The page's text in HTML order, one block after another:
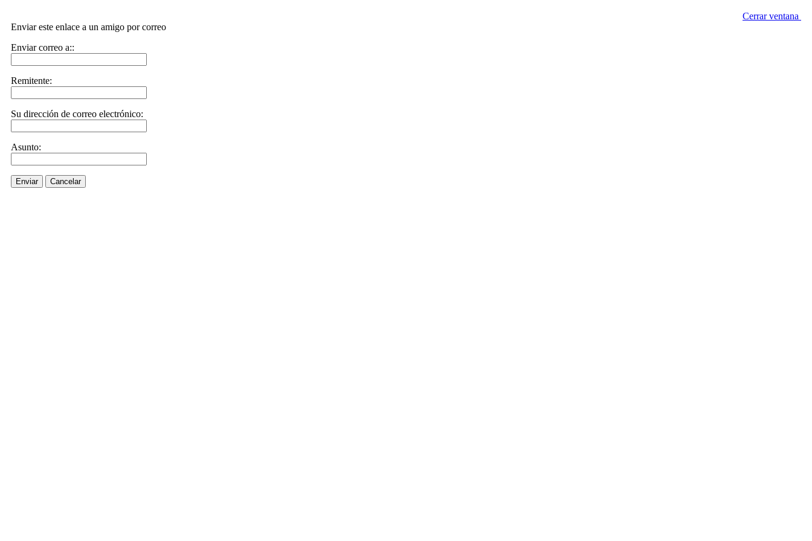
Cerrar ventana
Enviar este enlace a un amigo por correo
Enviar correo a::
Remitente:
Su dirección de correo electrónico:
Asunto:
Enviar Cancelar